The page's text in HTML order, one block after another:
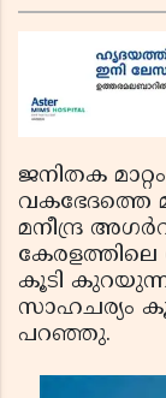
ജനിതക
വകഭേദത്തെ
മനീന്ദ്ര
കൂടി
സാഹചര്യം
പറഞ്ഞു.